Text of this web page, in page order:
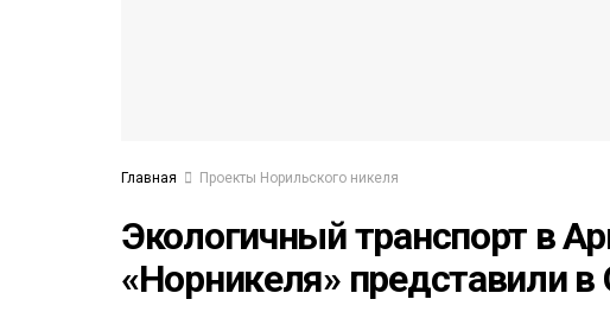
Главная Проекты Норильского никеля
Экологичный транспорт в
«Норникеля» представили